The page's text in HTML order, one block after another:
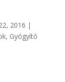
2016 |
, Gyógyító